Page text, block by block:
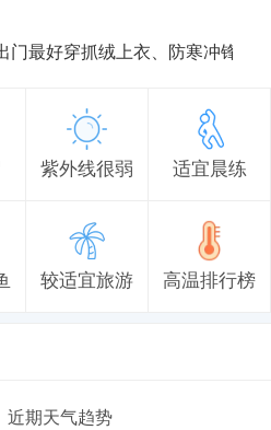
门最好穿抓绒上衣、防寒冲锋衣
紫外线很弱 适宜晨练
较适宜旅游 高温排行榜
近期天气趋势